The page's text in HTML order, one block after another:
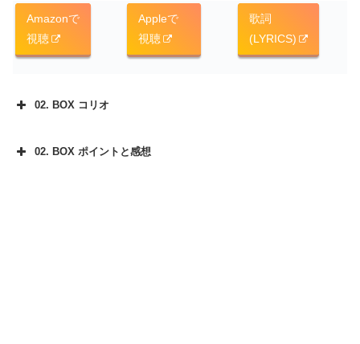
Amazonで
視聴
Appleで
視聴
歌詞
(LYRICS)
02. BOX コリオ
02. BOX ポイントと感想